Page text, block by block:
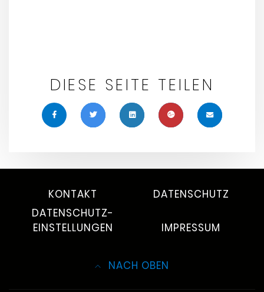
DIESE SEITE TEILEN
KONTAKT
DATENSCHUTZ
DATENSCHUTZ-
EINSTELLUNGEN
IMPRESSUM
NACH OBEN